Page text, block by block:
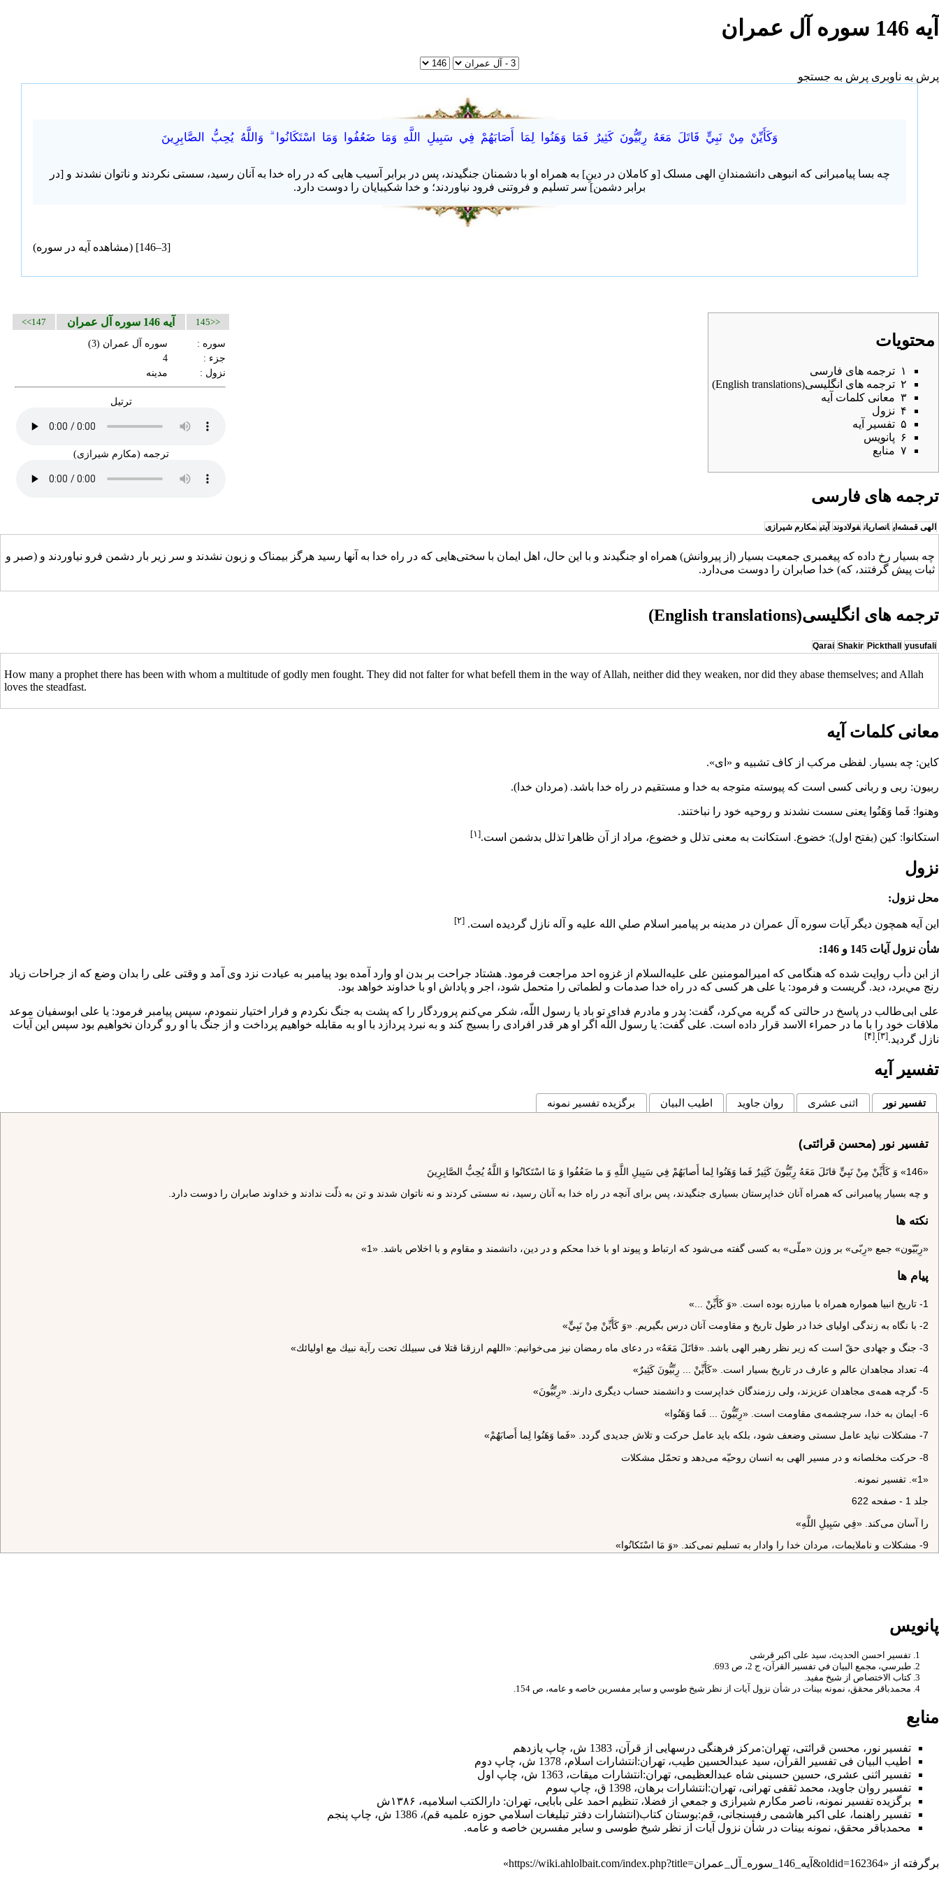
آیه 146 سوره آل عمران
پرش به ناوبری پرش به جستجو
وَكَأَيِّنْ مِنْ نَبِيٍّ قَاتَلَ مَعَهُ رِبِّيُّونَ كَثِيرٌ فَمَا وَهَنُوا لِمَا أَصَابَهُمْ فِي سَبِيلِ اللَّهِ وَمَا ضَعُفُوا وَمَا اسْتَكَانُوا ۗ وَاللَّهُ يُحِبُّ الصَّابِرِينَ
چه بسا پیامبرانی که انبوهی دانشمندانِ الهی مسلک [و کاملان در دینِ] به همراه او با دشمنان جنگیدند، پس در برابر آسیب هایی که در راه خدا به آنان رسید، سستی نکردند و ناتوان نشدند و [در
برابر دشمن] سر تسلیم و فروتنی فرود نیاوردند؛ و خدا شکیبایان را دوست دارد.
[3–146] ( مشاهده آیه در سوره)
<<145 آیه 146 سوره آل عمران 147>>
سوره : سوره آل عمران (3)
جزء :
4
نزول :
مدینه
ترتیل
ترجمه (مکارم شیرازی)
محتویات
۱ ترجمه های فارسی
۲ ترجمه های انگلیسی(English translations)
۳ معانی کلمات آیه
۴ نزول
۵ تفسیر آیه
۶
پانویس
۷ منابع
ترجمه های فارسی
الهی قمشه‌ای انصاریان فولادوند آیتی مکارم شیرازی
چه بسیار رخ داده که پیغمبری جمعیت بسیار (از پیروانش) همراه او جنگیدند و با این حال، اهل ایمان با سختی‌هایی که در راه خدا به آنها رسید هرگز بیمناک و زبون نشدند و سر زیر بار دشمن فرو نیاوردند و (صبر و
ثبات پیش گرفتند، که) خدا صابران را دوست می‌دارد.
ترجمه های انگلیسی(English translations)
Qarai Shakir Pickthall yusufali
How many a prophet there has been with whom a multitude of godly men fought. They did not falter for what befell them in the way of Allah, neither did they weaken, nor did they abase themselves; and Allah
loves the steadfast.
معانی کلمات آیه
كاين: چه بسيار. لفظى مركب از كاف تشبيه و «اى».
ربيون: ربى و ربانى كسى است كه پيوسته متوجه به خدا و مستقيم در راه خدا باشد. (مردان خدا).
وهنوا: فَما وَهَنُوا يعنى سست نشدند و روحيه خود را نباختند.
استكانوا: كين (بفتح اول): خضوع. استكانت به معنى تذلل و خضوع، مراد از آن ظاهرا تذلل بدشمن است.[۱]
نزول
محل نزول:
اين آيه همچون ديگر آيات سوره آل عمران در مدينه بر پيامبر اسلام صلي الله عليه و آله نازل گرديده است. [۲]
شأن نزول آیات 145 و 146:
از ابن دأب روايت شده كه هنگامى كه امیرالمومنین على عليه‌السلام از غزوه احد مراجعت فرمود. هشتاد جراحت بر بدن او وارد آمده بود پيامبر به عيادت نزد وى آمد و وقتى على را بدان وضع كه از جراحات زياد
رنج مي‌برد، ديد. گريست و فرمود: يا على هر كسى كه در راه خدا صدمات و لطماتى را متحمل شود، اجر و پاداش او با خداوند خواهد بود.
على ابى‌طالب در پاسخ در حالتى كه گريه مي‌كرد، گفت: پدر و مادرم فداى تو باد يا رسول اللّه، شكر مي‌كنم پروردگار را كه پشت به جنگ نكردم و فرار اختيار ننمودم، سپس پيامبر فرمود: يا على ابوسفيان موعد
ملاقات خود را با ما در حمراء الاسد قرار داده است. على گفت: يا رسول اللّه اگر او هر قدر افرادى را بسيج كند و به نبرد پردازد با او به مقابله خواهيم پرداخت و از جنگ با او رو گردان نخواهيم بود سپس اين آيات
نازل گرديد.[۳] .[۴]
تفسیر آیه
تفسیر نور اثنی عشری روان جاوید اطیب البیان برگزیده تفسیر نمونه
تفسیر نور (محسن قرائتی)
«146» وَ كَأَيِّنْ مِنْ نَبِيٍّ قاتَلَ مَعَهُ رِبِّيُّونَ كَثِيرٌ فَما وَهَنُوا لِما أَصابَهُمْ فِي سَبِيلِ اللَّهِ وَ ما ضَعُفُوا وَ مَا اسْتَكانُوا وَ اللَّهُ يُحِبُّ الصَّابِرِينَ‌
و چه بسيار پيامبرانى كه همراه آنان خداپرستان بسيارى جنگيدند، پس براى آنچه در راه خدا به آنان رسيد، نه سستى كردند و نه ناتوان شدند و تن به ذلّت ندادند و خداوند صابران را دوست دارد.
نکته ها
«رِبّيّون» جمع «رِبّى» بر وزن «ملّى» به كسى گفته مى‌شود كه ارتباط و پيوند او با خدا محكم و در دين، دانشمند و مقاوم و با اخلاص باشد. «1»
پیام ها
1- تاريخ انبيا همواره همراه با مبارزه بوده است. «وَ كَأَيِّنْ ...»
2- با نگاه به زندگى اولياى خدا در طول تاريخ و مقاومت آنان درس بگيريم. «وَ كَأَيِّنْ مِنْ نَبِيٍّ»
3- جنگ و جهادى حقّ است كه زير نظر رهبر الهى باشد. «قاتَلَ مَعَهُ» در دعاى ماه رمضان نيز مى‌خوانيم: «اللهم ارزقنا قتلا فى سبيلك تحت رآية نبيك مع اوليائك»
4- تعداد مجاهدان عالم و عارف در تاريخ بسيار است. «كَأَيِّنْ ... رِبِّيُّونَ كَثِيرٌ»
5- گرچه همه‌ى مجاهدان عزيزند، ولى رزمندگان خداپرست و دانشمند حساب ديگرى دارند. «رِبِّيُّونَ»
6- ايمان به خدا، سرچشمه‌ى مقاومت است. «رِبِّيُّونَ ... فَما وَهَنُوا»
7- مشكلات نبايد عامل سستى وضعف شود، بلكه بايد عامل حركت و تلاش جديدى گردد. «فَما وَهَنُوا لِما أَصابَهُمْ»
8- حركت مخلصانه و در مسير الهى به انسان روحيّه مى‌دهد و تحمّل مشكلات‌
«1». تفسير نمونه.
جلد 1 - صفحه 622
را آسان مى‌كند. «فِي سَبِيلِ اللَّهِ»
9- مشكلات و ناملايمات، مردان خدا را وادار به تسليم نمى‌كند. «وَ مَا اسْتَكانُوا»
پانویس
تفسیر احسن الحدیث، سید علی اکبر قرشی
طبرسي، مجمع البيان في تفسير القرآن، ج ‌2، ص 693.
كتاب الاختصاص از شيخ مفيد
محمدباقر محقق،‌ نمونه بينات در شأن نزول آيات از نظر شيخ طوسي و ساير مفسرين خاصه و عامه، ص 154.
منابع
تفسیر نور ، محسن قرائتی، تهران:مركز فرهنگى درسهايى از قرآن، 1383 ش، چاپ يازدهم
اطیب البیان فی تفسیر القرآن‌، سید عبدالحسین طیب، تهران:انتشارات اسلام‌، 1378 ش‌، چاپ دوم‌
تفسیر اثنی عشری، حسین حسینی شاه عبدالعظیمی، تهران:انتشارات ميقات، 1363 ش، چاپ اول
تفسیر روان جاوید، محمد ثقفی تهرانی، تهران:انتشارات برهان، 1398 ق، چاپ سوم
برگزیده تفسیر نمونه، ناصر مکارم شیرازی و جمعي از فضلا، تنظیم احمد علی بابایی، تهران: دارالکتب اسلامیه، ۱۳۸۶ش
تفسیر راهنما، علی اکبر هاشمی رفسنجانی، قم:بوستان كتاب(انتشارات دفتر تبليغات اسلامي حوزه علميه قم)، 1386 ش‌، چاپ پنجم‌
محمدباقر محقق، نمونه بینات در شأن نزول آیات از نظر شیخ طوسی و سایر مفسرین خاصه و عامه.
برگرفته از «https://wiki.ahlolbait.com/index.php?title=آیه_146_سوره_آل_عمران&oldid=162364 »